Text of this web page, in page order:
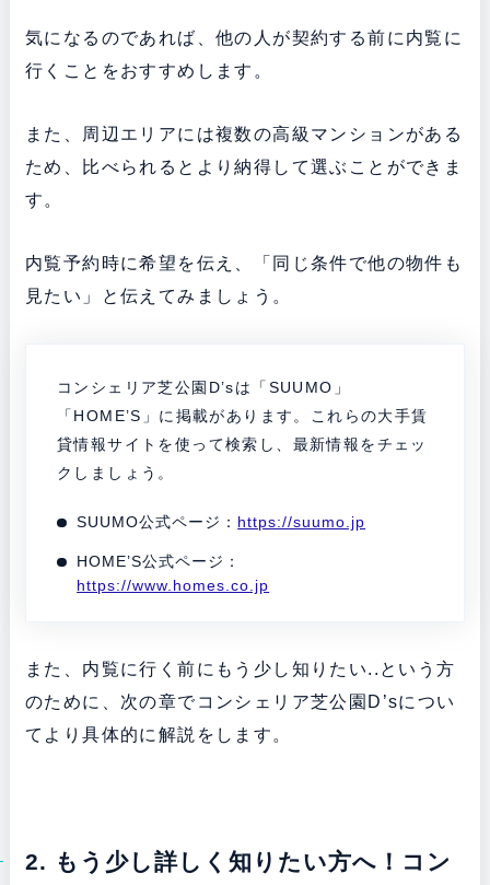
気になるのであれば、他の人が契約する前に内覧に
行くことをおすすめします。
また、周辺エリアには複数の高級マンションがある
ため、比べられるとより納得して選ぶことができま
す。
内覧予約時に希望を伝え、「同じ条件で他の物件も
見たい」と伝えてみましょう。
コンシェリア芝公園D’sは「SUUMO」
「HOME’S」に掲載があります。これらの大手賃
貸情報サイトを使って検索し、最新情報をチェッ
クしましょう。
SUUMO公式ページ： https://suumo.jp
HOME’S公式ページ：
https://www.homes.co.jp
また、内覧に行く前にもう少し知りたい..という方
のために、次の章でコンシェリア芝公園D’sについ
てより具体的に解説をします。
2. もう少し詳しく知りたい方へ！コン